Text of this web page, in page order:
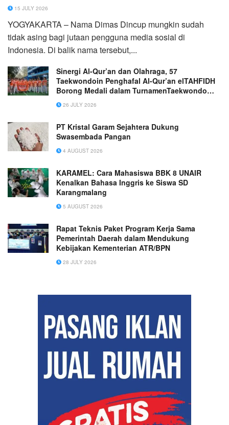
15 JULY 2026
YOGYAKARTA – Nama Dimas Dincup mungkin sudah
tidak asing bagi jutaan pengguna media sosial di
Indonesia. Di balik nama tersebut,...
Sinergi Al-Qur’an dan Olahraga, 57
Taekwondoin Penghafal Al-Qur’an elTAHFIDH
Borong Medali dalam TurnamenTaekwondo
MGMP Bogor Raya
26 JULY 2026
PT Kristal Garam Sejahtera Dukung
Swasembada Pangan
4 AUGUST 2026
KARAMEL: Cara Mahasiswa BBK 8 UNAIR
Kenalkan Bahasa Inggris ke Siswa SD
Karangmalang
5 AUGUST 2026
Rapat Teknis Paket Program Kerja Sama
Pemerintah Daerah dalam Mendukung
Kebijakan Kementerian ATR/BPN
28 JULY 2026